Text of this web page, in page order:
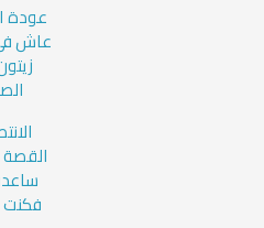
عودة
عاش
فكنت